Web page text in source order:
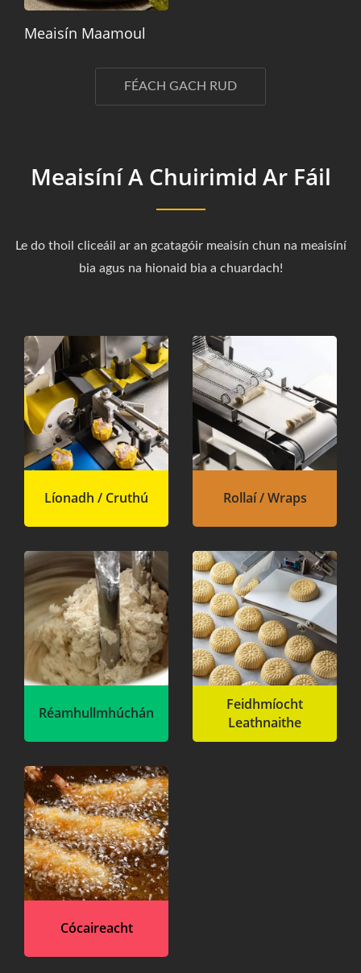
Meaisín Maamoul
FÉACH GACH RUD
Meaisíní A Chuirimid Ar Fáil
Le do thoil cliceáil ar an gcatagóir meaisín chun na meaisíní
bia agus na hionaid bia a chuardach!
Líonadh / Cruthú Rollaí / Wraps
Réamhullmhúchán
Feidhmíocht
Leathnaithe
Cócaireacht